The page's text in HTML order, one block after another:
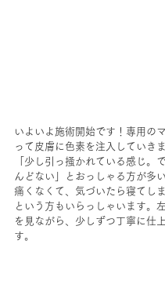
いよいよ施術開始です！専用の
って皮膚に色素を注入していき
「少し引っ掻かれている感じ。
んどない」とおっしゃる方が多
痛くなくて、気づいたら寝てし
という方もいらっしゃいます。
を見ながら、少しずつ丁寧に仕
す。